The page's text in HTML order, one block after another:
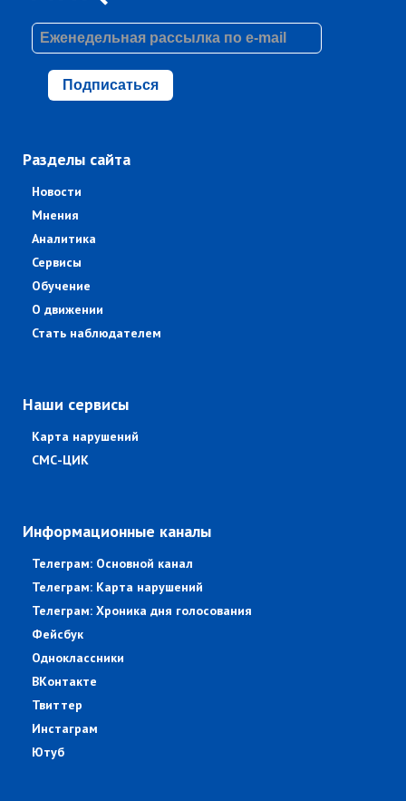
Подписаться
Разделы сайта
Новости
Мнения
Аналитика
Сервисы
Обучение
О движении
Стать наблюдателем
Наши сервисы
Карта нарушений
СМС-ЦИК
Информационные каналы
Телеграм: Основной канал
Телеграм: Карта нарушений
Телеграм: Хроника дня голосования
Фейсбук
Одноклассники
ВКонтакте
Твиттер
Инстаграм
Ютуб